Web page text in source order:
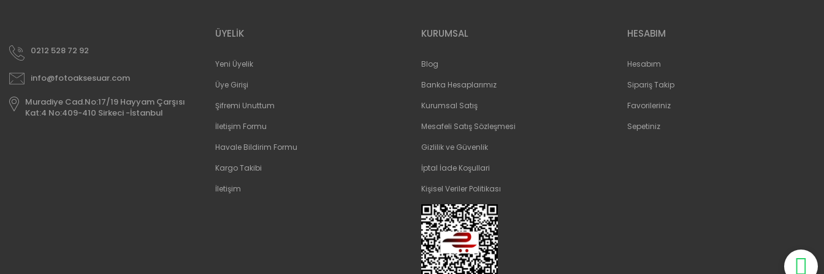
0212 528 72 92
info@fotoaksesuar.com
Muradiye Cad.No:17/19 Hayyam Çarşısı
Kat:4 No:409-410 Sirkeci -İstanbul
ÜYELİK
Yeni Üyelik
Üye Girişi
Şifremi Unuttum
İletişim Formu
Havale Bildirim Formu
Kargo Takibi
İletişim
KURUMSAL
Blog
Banka Hesaplarımız
Kurumsal Satış
Mesafeli Satış Sözleşmesi
Gizlilik ve Güvenlik
İptal İade Koşullari
Kişisel Veriler Politikası
HESABIM
Hesabım
Sipariş Takip
Favorileriniz
Sepetiniz